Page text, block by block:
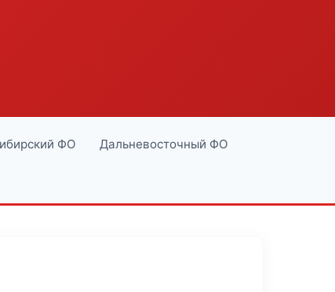
ФО Дальневосточный ФО